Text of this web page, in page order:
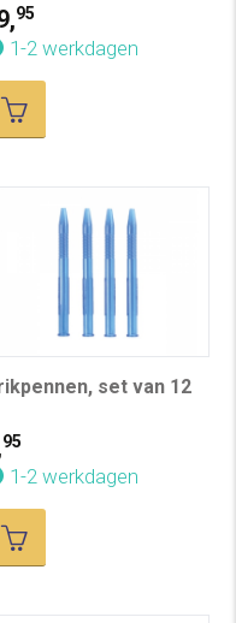
95
1-2 werkdagen
set van 12
95
1-2 werkdagen